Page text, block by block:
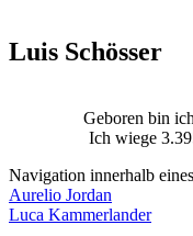
Luis Schösser
Geboren bin
Ich wiege
Navigation innerhalb
Aurelio Jordan
Luca Kammerlander